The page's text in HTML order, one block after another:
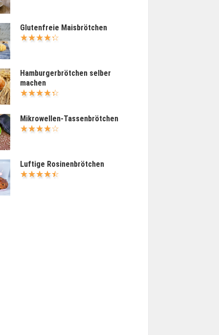
Glutenfreie Maisbrötchen
Hamburgerbrötchen selber
machen
Mikrowellen-Tassenbrötchen
Luftige Rosinenbrötchen